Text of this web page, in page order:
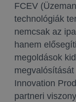
FCEV
technológiák
nemcsak az
hanem
megoldások
Innovation
partneri